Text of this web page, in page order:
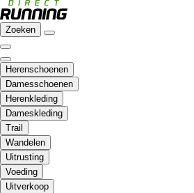
Zoeken
Herenschoenen
Damesschoenen
Herenkleding
Dameskleding
Trail
Wandelen
Uitrusting
Voeding
Uitverkoop